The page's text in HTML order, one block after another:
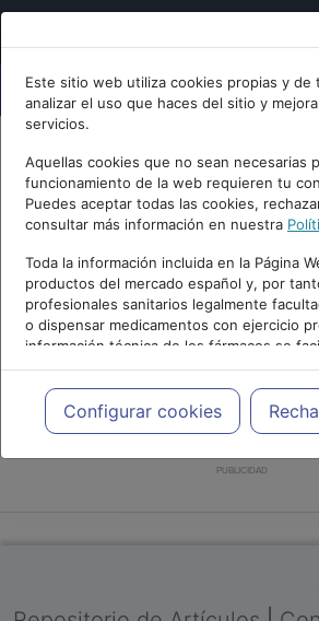
Este sitio web utiliza cookies propias y de
analizar el uso que haces del sitio y
servicios.
Aquellas cookies que no sean necesarias
funcionamiento de la web requieren tu
Puedes aceptar todas las cookies,
consultar más información en nuestra
Toda la información incluida en la Página
productos del mercado español y, por
profesionales sanitarios legalmente
o dispensar medicamentos con ejercicio
información técnica de los fármacos se
meramente informativo, siendo
profesionales facultados prescribir
cada caso concreto, el tratamiento más
necesidades del paciente.
Configurar cookies
PUBLICIDAD